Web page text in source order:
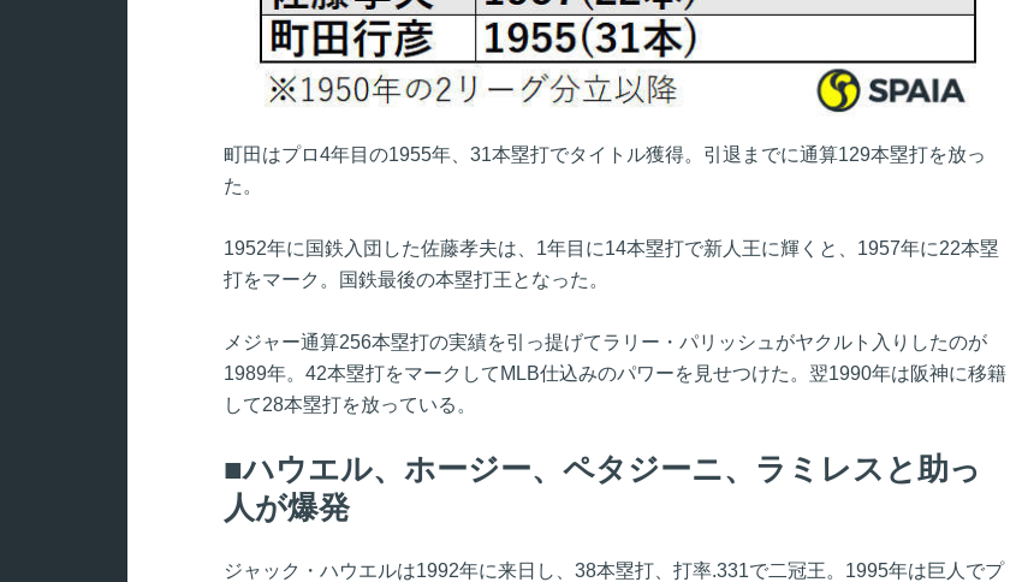
町田はプロ4年目の1955年、31本塁打でタイトル獲得。引退までに通算129本塁打を放っ
た。
1952年に国鉄入団した佐藤孝夫は、1年目に14本塁打で新人王に輝くと、1957年に22本塁
打をマーク。国鉄最後の本塁打王となった。
メジャー通算256本塁打の実績を引っ提げてラリー・パリッシュがヤクルト入りしたのが
1989年。42本塁打をマークしてMLB仕込みのパワーを見せつけた。翌1990年は阪神に移籍
して28本塁打を放っている。
ハウエル、ホージー、ペタジーニ、ラミレスと助っ
人が爆発
ジャック・ハウエルは1992年に来日し、38本塁打、打率.331で二冠王。1995年は巨人でプ